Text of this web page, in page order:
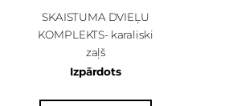
SKAISTUMA DVIEĻU
KOMPLEKTS- karaliski
zaļš
Izpārdots